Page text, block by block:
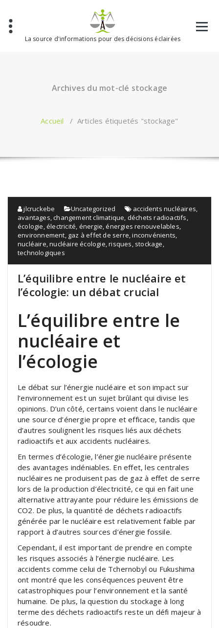
contenu
La source d'informations pour des décisions éclairées
Archives du mot-clé stockage
Accueil / Articles étiquetés "stockage"
jlcruckebe Uncategorized accidents nucléaires
avantages ,changement climatique déchets radioactifs
écologie ,électricité énergie ,énergies renouvelables
environnement gaz à effet de serre ,inconvénients
nucléaire ,nucléaire écologie ,risques stockage
technologiques
L’équilibre entre le nucléaire et
l’écologie: un débat crucial
L’équilibre entre le
nucléaire et
l’écologie
Le débat sur l’énergie nucléaire et son impact sur
l’environnement est un sujet brûlant qui divise les
opinions. D’un côté, certains voient dans le nucléaire
une source d’énergie propre et efficace, tandis que
d’autres soulignent les risques liés aux déchets
radioactifs et aux accidents nucléaires.
En termes d’écologie, l’énergie nucléaire présente
des avantages indéniables. En effet, les centrales
nucléaires ne produisent pas de gaz à effet de serre
lors de la production d’électricité, ce qui en fait une
alternative attrayante pour réduire les émissions de
CO2. De plus, la quantité de déchets radioactifs
générée par le nucléaire est relativement faible par
rapport à d’autres sources d’énergie fossile.
Cependant, il est important de prendre en compte
les risques associés à l’énergie nucléaire. Les
accidents comme celui de Tchernobyl ou Fukushima
ont montré que les conséquences peuvent être
catastrophiques pour l’environnement et la santé
humaine. De plus, la question du stockage à long
terme des déchets radioactifs reste un défi majeur à
résoudre.